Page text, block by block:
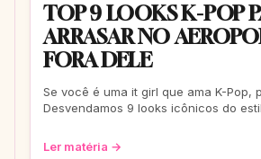
TOP 9 LOOKS K-POP
ARRASAR NO
FORA DELE
Se você é uma it girl que ama K-Pop,
Desvendamos 9 looks icônicos do
Ler matéria →